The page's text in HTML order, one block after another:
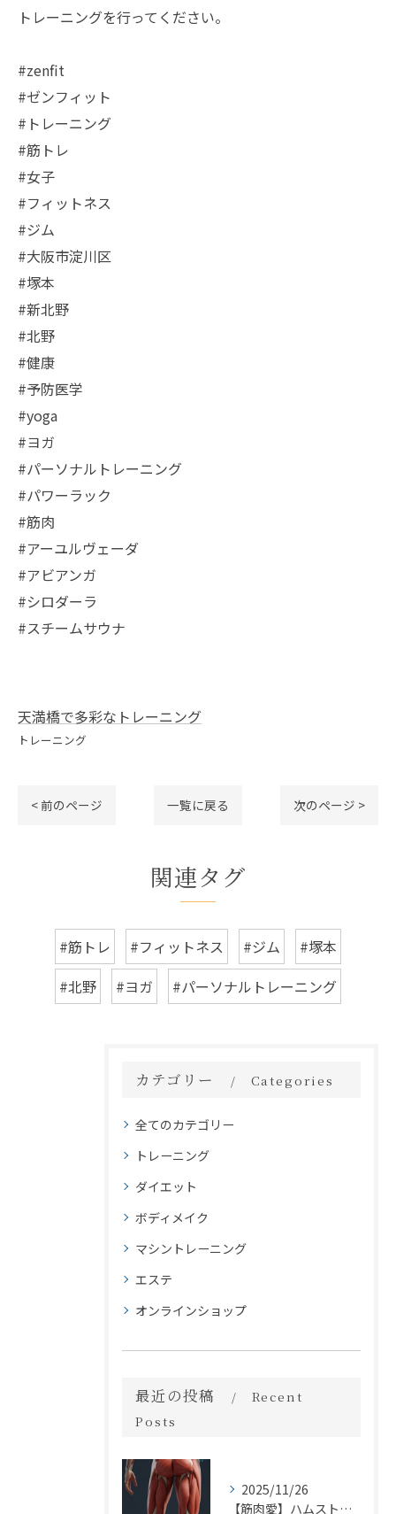
トレーニングを行ってください。
#zenfit
#ゼンフィット
#トレーニング
#筋トレ
#女子
#フィットネス
#ジム
#大阪市淀川区
#塚本
#新北野
#北野
#健康
#予防医学
#yoga
#ヨガ
#パーソナルトレーニング
#パワーラック
#筋肉
#アーユルヴェーダ
#アビアンガ
#シロダーラ
#スチームサウナ
天満橋で多彩なトレーニング
トレーニング
< 前のページ 一覧に戻る 次のページ >
関連タグ
#筋トレ #フィットネス #ジム
#塚本
#北野
#ヨガ #パーソナルトレーニング
カテゴリー Categories
全てのカテゴリー
トレーニング
ダイエット
ボディメイク
マシントレーニング
エステ
オンラインショップ
最近の投稿
Recent
Posts
2025/11/26
【筋肉愛】ハムストリングス